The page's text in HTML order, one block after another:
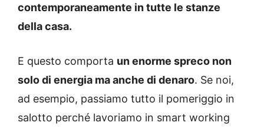
contemporaneamente in tutte le stanze
della casa.
E questo comporta un enorme spreco non
solo di energia ma anche di denaro. Se noi,
ad esempio, passiamo tutto il pomeriggio in
salotto perché lavoriamo in smart working